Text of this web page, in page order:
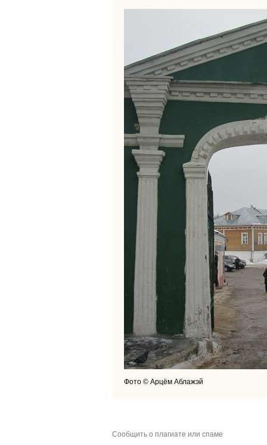
Фото © Арцём Аблажэй
Сообщить о плагиате или спаме